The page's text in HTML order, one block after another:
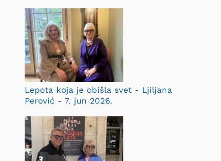
Lepota koja je obišla svet - Ljiljana
Perović - 7. jun 2026.